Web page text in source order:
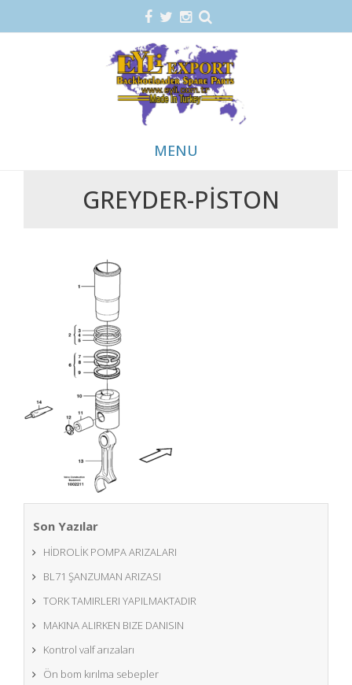
MENU
GREYDER-PISTON
Son Yazılar
HİDROLİK POMPA ARIZALARI
BL71 ŞANZUMAN ARIZASI
TORK TAMIRLERI YAPILMAKTADIR
MAKINA ALIRKEN BIZE DANISIN
Kontrol valf arızaları
Ön bom kırılma sebepler